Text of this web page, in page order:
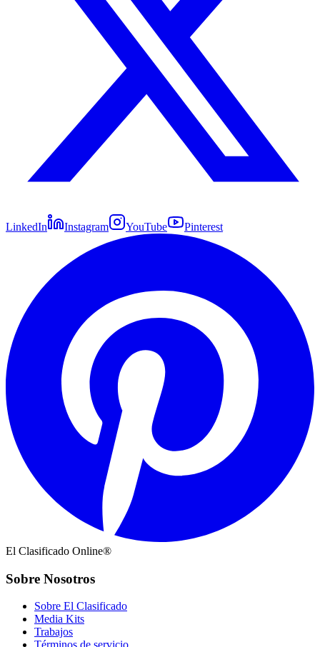
LinkedIn Instagram YouTube Pinterest
El Clasificado Online®
Sobre Nosotros
Sobre El Clasificado
Media Kits
Trabajos